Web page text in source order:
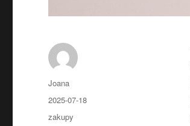
Autor
Joana
Opublikowano
2025-07-18
Kategorie
zakupy